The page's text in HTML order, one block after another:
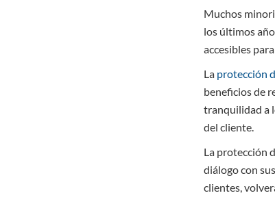
Muchos
los últimos
accesibles
La protección
beneficios de
tranquilidad a
del cliente.
La protección
diálogo con
clientes,